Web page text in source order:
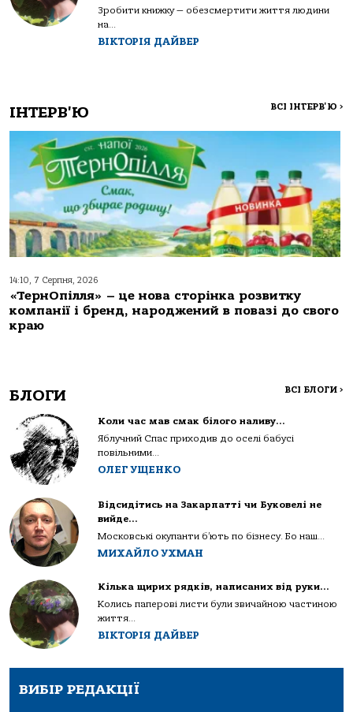
Зробити книжку — обезсмертити життя людини
на...
ВІКТОРІЯ ДАЙВЕР
ІНТЕРВ'Ю ВСІ ІНТЕРВ'Ю >
14:10, 7 Серпня, 2026
«ТернОпілля» – це нова сторінка розвитку
компанії і бренд, народжений в повазі до свого
краю
БЛОГИ ВСІ БЛОГИ >
Коли час мав смак білого наливу…
Яблучний Спас приходив до оселі бабусі
повільними...
ОЛЕГ УЩЕНКО
Відсидітись на Закарпатті чи Буковелі не
вийде…
Московські окупанти б’ють по бізнесу. Бо наш...
МИХАЙЛО УХМАН
Кілька щирих рядків, написаних від руки…
Колись паперові листи були звичайною частиною
життя...
ВІКТОРІЯ ДАЙВЕР
ВИБІР РЕДАКЦІЇ